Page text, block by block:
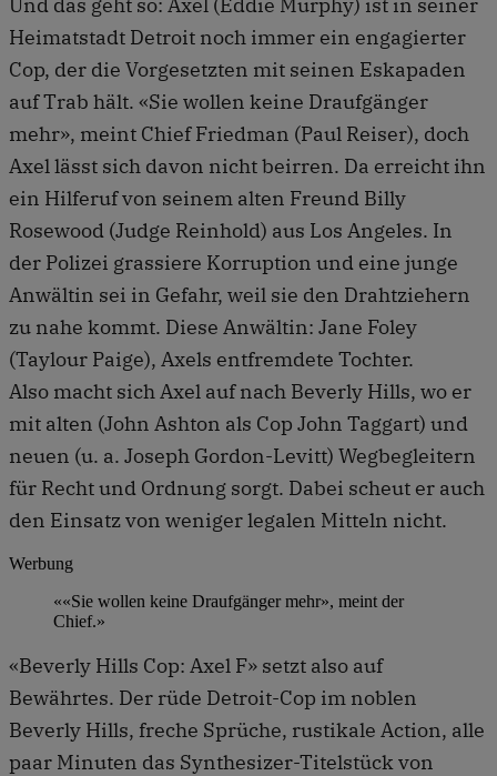
Heimatstadt Detroit noch immer ein engagierter
Cop, der die Vorgesetzten mit seinen Eskapaden
auf Trab hält. «Sie wollen keine Draufgänger
mehr», meint Chief Friedman (Paul Reiser), doch
Axel lässt sich davon nicht beirren. Da erreicht ihn
ein Hilferuf von seinem alten Freund Billy
Rosewood (Judge Reinhold) aus Los Angeles. In
der Polizei grassiere Korruption und eine junge
Anwältin sei in Gefahr, weil sie den Drahtziehern
zu nahe kommt. Diese Anwältin: Jane Foley
(Taylour Paige), Axels entfremdete Tochter.
Also macht sich Axel auf nach Beverly Hills, wo er
mit alten (John Ashton als Cop John Taggart) und
neuen (u. a. Joseph Gordon-Levitt) Wegbegleitern
für Recht und Ordnung sorgt. Dabei scheut er auch
den Einsatz von weniger legalen Mitteln nicht.
Werbung
««Sie wollen keine Draufgänger mehr», meint der
Chief.»
«Beverly Hills Cop: Axel F» setzt also auf
Bewährtes. Der rüde Detroit-Cop im noblen
Beverly Hills, freche Sprüche, rustikale Action, alle
paar Minuten das Synthesizer-Titelstück von